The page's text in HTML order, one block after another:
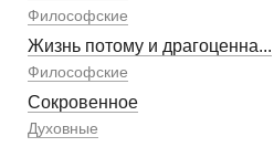
Философские
Жизнь потому и драгоценна...
Философские
Сокровенное
Духовные